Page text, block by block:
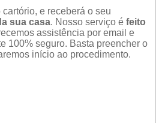
e receberá o seu
sua casa. Nosso serviço é feito
assistência por email e
100% seguro. Basta preencher o
início ao procedimento.